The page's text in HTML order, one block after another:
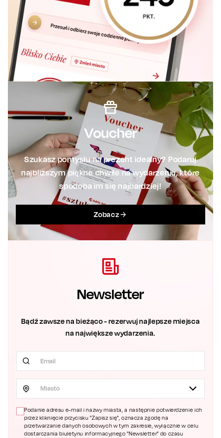
Voucher
Szukasz pomysłu na prezent idealny? Podaruj
najbliższym piękne chwile na wydarzeniu, które
spodoba im się najbardziej!
Zobacz
Newsletter
Bądź zawsze na bieżąco - rezerwuj najlepsze miejsca
na największe wydarzenia.
Miasto
Podanie adresu e-mail i nazwy miasta, a następnie potwierdzenie ich
przez kliknięcie przycisku "Zapisz się", oznacza zgodę na
przetwarzanie danych osobowych w tym zakresie, wyłącznie w celu
dostarczania biuletynu informacyjnego "Newsletter" do czasu